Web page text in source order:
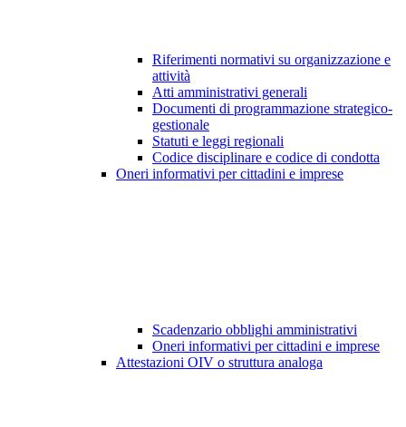
Riferimenti normativi su organizzazione e
attività
Atti amministrativi generali
Documenti di programmazione strategico-
gestionale
Statuti e leggi regionali
Codice disciplinare e codice di condotta
Oneri informativi per cittadini e imprese
Scadenzario obblighi amministrativi
Oneri informativi per cittadini e imprese
Attestazioni OIV o struttura analoga